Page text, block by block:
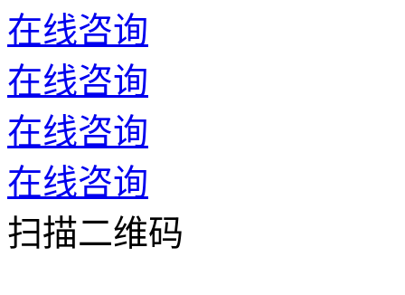
在线咨询
在线咨询
在线咨询
在线咨询
扫描二维码